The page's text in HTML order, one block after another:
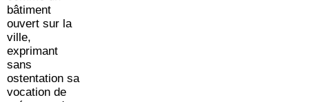
bâtiment
ouvert sur la
ville,
exprimant
sans
ostentation sa
vocation de